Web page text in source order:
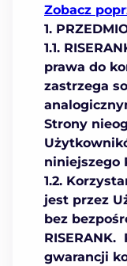
Zobacz
1.
1.1.
prawa do
zastrzega
Strony
niniejszego
1.2.
jest przez
bez
RISERANK.
gwarancji